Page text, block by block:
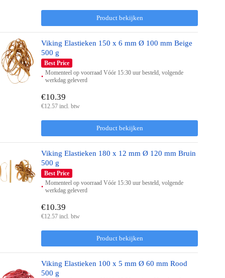
Product bekijken
Viking Elastieken 150 x 6 mm Ø 100 mm Beige
500 g
Best Price
Momenteel op voorraad Vóór 15:30 uur besteld, volgende
werkdag geleverd
Product bekijken
€10.39
€12.57 incl. btw
Viking Elastieken 180 x 12 mm Ø 120 mm Bruin
500 g
Best Price
Momenteel op voorraad Vóór 15:30 uur besteld, volgende
werkdag geleverd
Product bekijken
€10.39
€12.57 incl. btw
Viking Elastieken 100 x 5 mm Ø 60 mm Rood
500 g